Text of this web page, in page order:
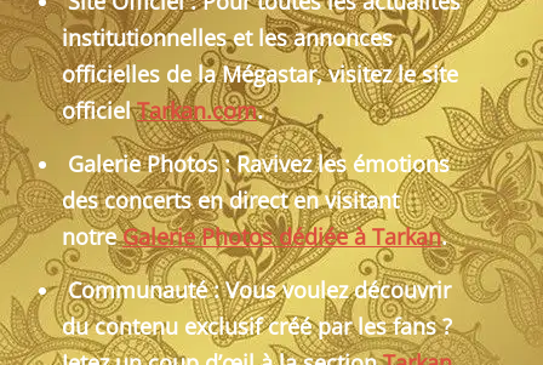
institutionnelles et les annonces
officielles de la Mégastar, visitez le site
officielTarkan.com.
Galerie Photos : Ravivez les émotions
des concerts en direct en visitant
notreGalerie Photos dédiée à Tarkan.
Communauté : Vous voulez découvrir
du contenu exclusif créé par les fans ?